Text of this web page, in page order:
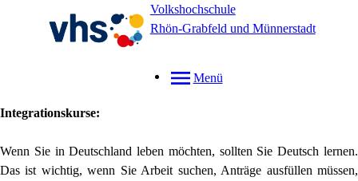
Volkshochschule
Rhön-Grabfeld und Münnerstadt
Menü
Integrationskurse:
Wenn Sie in Deutschland leben möchten, sollten Sie Deutsch lernen.
Das ist wichtig, wenn Sie Arbeit suchen, Anträge ausfüllen müssen,